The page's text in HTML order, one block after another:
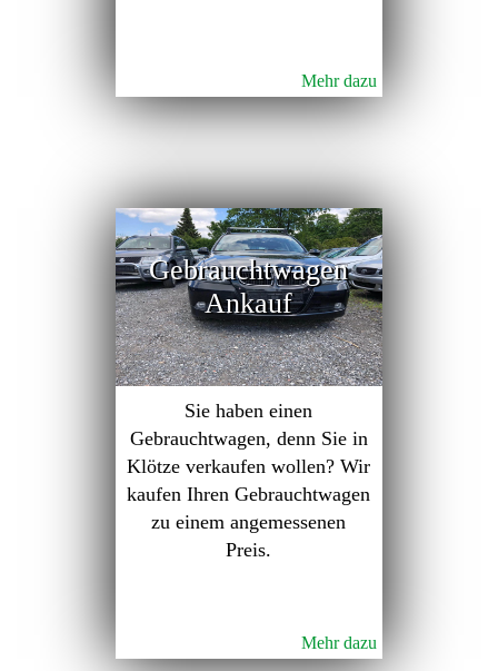
Mehr dazu
Gebrauchtwagen
Ankauf
Sie haben einen
Gebrauchtwagen, denn Sie in
Klötze verkaufen wollen? Wir
kaufen Ihren Gebrauchtwagen
zu einem angemessenen
Preis.
Mehr dazu